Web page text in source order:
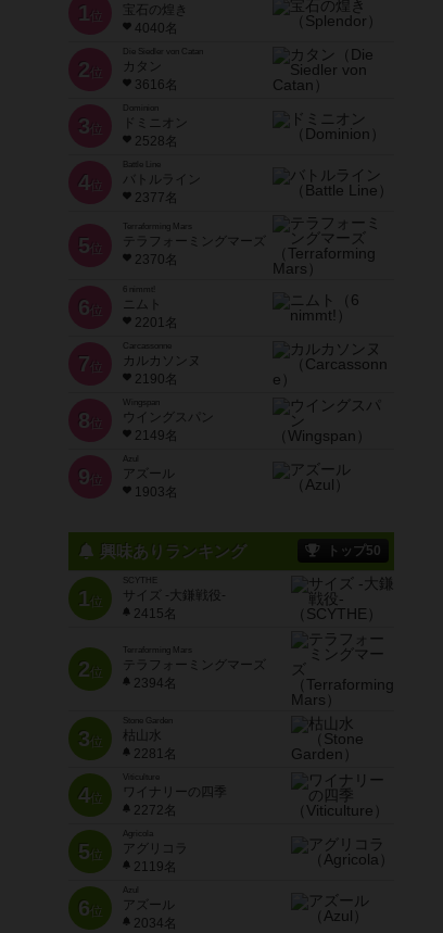
1 位
宝石の煌き
4040名
2 位
Die Siedler von Catan
カタン
3616名
3 位
ドミニオン
2528名
4位
Battle Line
バトルライン
2377名
5 位
Terraforming Mars
テラフォーミングマーズ
2370名
6 位
ニムト
2201名
7 位
Carcassonne
カルカソンヌ
2190名
8 位
Wingspan
ウイングスパン
2149名
9 位
Azul
アズール
1903名
興味ありランキング トップ50
1位
SCYTHE
サイズ -大鎌戦役-
2415名
2位
Terraforming Mars
テラフォーミングマーズ
2394名
3位
Stone Garden
枯山水
2281名
4位
Viticulture
ワイナリーの四季
2272名
5位
Agricola
アグリコラ
2119名
6位
Azul
アズール
2034名